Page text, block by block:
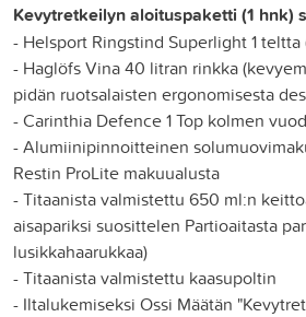
Kevytretkeilyn aloituspaketti (1 hnk)
- Helsport Ringstind Superlight 1 teltta
- Haglöfs Vina 40 litran rinkka
pidän ruotsalaisten ergonomisesta
- Carinthia Defence 1 Top kolmen
- Alumiinipinnoitteinen
Restin ProLite makuualusta
- Titaanista valmistettu 650 ml:n
aisapariksi suosittelen Partioaitasta
lusikkahaarukkaa)
- Titaanista valmistettu kaasupoltin
- Iltalukemiseksi Ossi Määtän